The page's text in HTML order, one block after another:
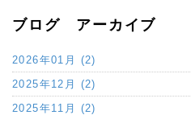
ブログ アーカイブ
2026年01月 (2)
2025年12月 (2)
2025年11月 (2)